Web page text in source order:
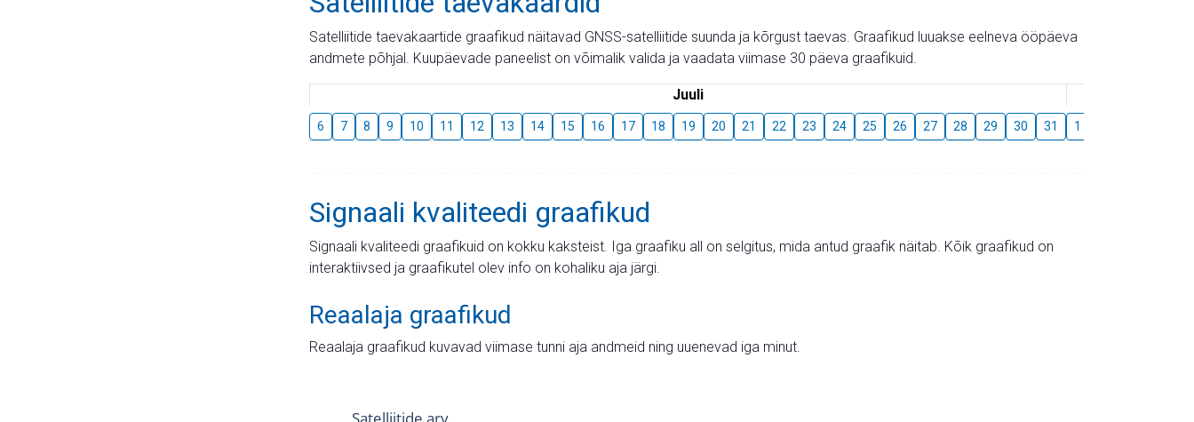
Satelliitide taevakaartide graafikud näitavad GNSS-satelliitide suunda ja kõrgust taevas. Graafikud luuakse eelneva ööpäeva
andmete põhjal. Kuupäevade paneelist on võimalik valida ja vaadata viimase 30 päeva graafikuid.
Juuli
6 7 8 9 10 11 12 13 14 15 16 17 18 19 20 21 22 23 24 25 26 27 28 29 30 31 1
Signaali kvaliteedi graafikud
Signaali kvaliteedi graafikuid on kokku kaksteist. Iga graafiku all on selgitus, mida antud graafik näitab. Kõik graafikud on
interaktiivsed ja graafikutel olev info on kohaliku aja järgi.
Reaalaja graafikud
Reaalaja graafikud kuvavad viimase tunni aja andmeid ning uuenevad iga minut.